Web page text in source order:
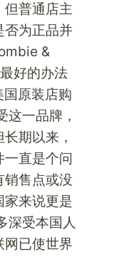
但普通店主
否为正品并
&
好的办法
原装店购
这一品牌，
期以来，
一直是个问
销售点或没
家来说更是
深受本国人
网已使世界